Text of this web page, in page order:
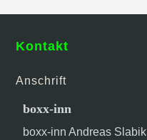
Kontakt
Anschrift
boxx-inn
boxx-inn Andreas Slabik